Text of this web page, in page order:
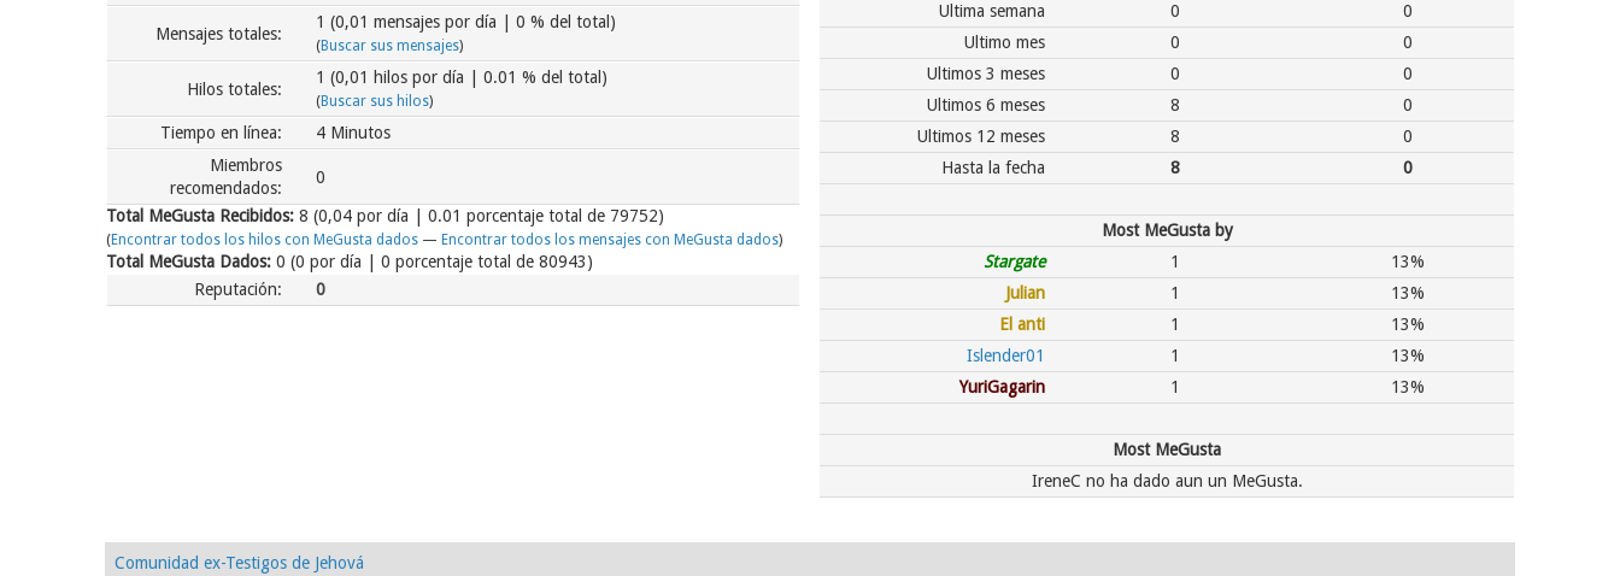
Mensajes totales:
1 (0,01 mensajes por día | 0 % del total)
(Buscar sus mensajes)
Hilos totales:
1 (0,01 hilos por día | 0.01 % del total)
(Buscar sus hilos)
Tiempo en línea:
4 Minutos
Miembros
recomendados:
0
Total MeGusta Recibidos: 8 (0,04 por día | 0.01 porcentaje total de 79752)
(Encontrar todos los hilos con MeGusta dados — Encontrar todos los mensajes con MeGusta dados)
Total MeGusta Dados: 0 (0 por día | 0 porcentaje total de 80943)
Reputación:
0
Ultima semana
0
0
Ultimo mes
0
0
Ultimos 3 meses
0
0
Ultimos 6 meses
8
0
Ultimos 12 meses
8
0
Hasta la fecha
8 0
Most MeGusta by
Stargate
1
13%
Julian
1
13%
El anti
1
13%
Islender01
1
13%
YuriGagarin
1 13%
Most MeGusta
IreneC no ha dado aun un MeGusta.
Comunidad ex-Testigos de Jehová